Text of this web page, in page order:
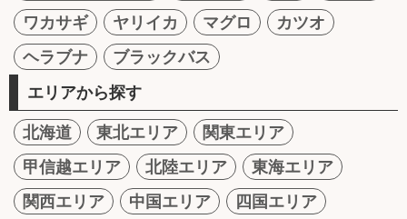
ワカサギ
ヤリイカ マグロ
カツオ
ヘラブナ
ブラックバス
エリアから探す
北海道 東北エリア
関東エリア
甲信越エリア
北陸エリア
東海エリア
関西エリア
中国エリア
四国エリア